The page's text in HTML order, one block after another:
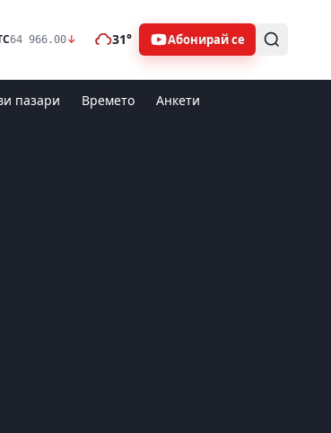
64 966.00↓ 31° Абонирай се
пазари Времето Анкети